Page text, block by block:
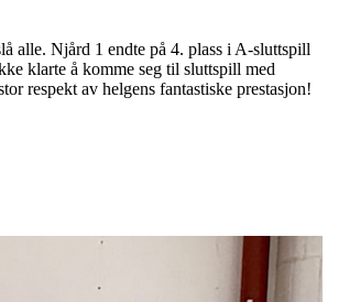
alle. Njård 1 endte på 4. plass i A-sluttspill
klarte å komme seg til sluttspill med
respekt av helgens fantastiske prestasjon!